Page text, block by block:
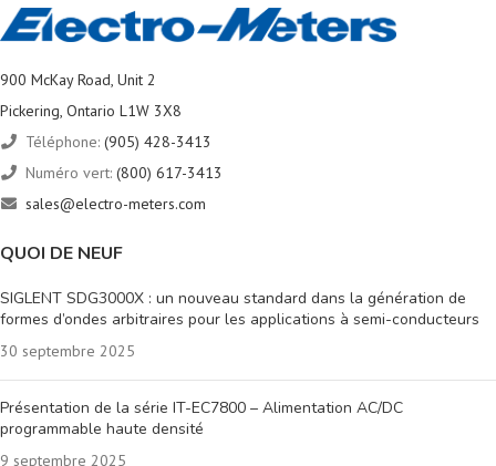
900 McKay Road, Unit 2
Pickering, Ontario L1W 3X8
Téléphone: (905) 428-3413
Numéro vert: (800) 617-3413
sales@electro-meters.com
QUOI DE NEUF
SIGLENT SDG3000X : un nouveau standard dans la génération de
formes d’ondes arbitraires pour les applications à semi-conducteurs
30 septembre 2025
Présentation de la série IT-EC7800 – Alimentation AC/DC
programmable haute densité
9 septembre 2025